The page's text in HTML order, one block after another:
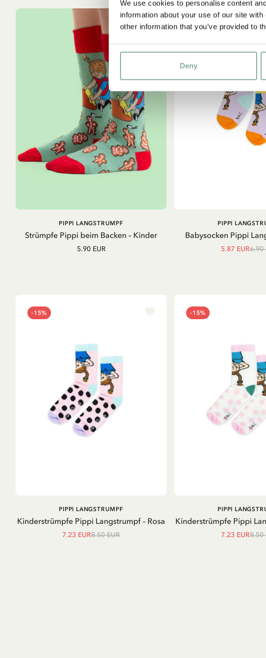
We use cookies to personalise content
information about your use of our site
other information that you’ve provided to
Deny
Strümpfe Pippi beim Backen – Kinder
PIPPI LANGSTRUMPF
5.90 EUR
-15%
Babysocken Pippi
PIPPI
5.87 EUR6.90
-15%
Kinderstrümpfe Pippi Langstrumpf – Rosa
PIPPI LANGSTRUMPF
7.23 EUR8.50 EUR
-15%
Kinderstrümpfe Pippi
PIPPI
7.23 EUR8.50